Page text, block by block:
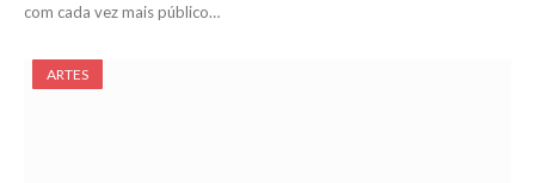
com cada vez mais público…
ARTES